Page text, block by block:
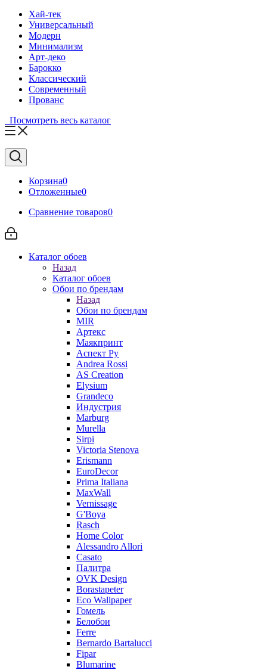
Хай-тек
Универсальный
Модерн
Минимализм
Арт-деко
Барокко
Классический
Современный
Прованс
Посмотреть весь каталог
Корзина0
Отложенные0
Сравнение товаров0
Каталог обоев
Назад
Каталог обоев
Обои по брендам
Назад
Обои по брендам
MIR
Артекс
Маякпринт
Аспект Ру
Andrea Rossi
AS Creation
Elysium
Grandeco
Индустрия
Marburg
Murella
Sirpi
Victoria Stenova
Erismann
EuroDecor
Prima Italiana
MaxWall
Vernissage
G'Boya
Rasch
Home Color
Alessandro Allori
Casato
Палитра
OVK Design
Borastapeter
Eco Wallpaper
Гомель
Белобои
Ferre
Bernardo Bartalucci
Fipar
Blumarine